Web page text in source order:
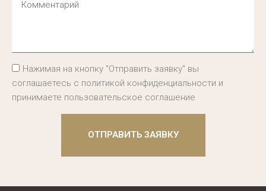
Нажимая на кнопку "Отправить заявку" вы
соглашаетесь с политикой конфиденциальности и
принимаете пользовательское соглашение
ОТПРАВИТЬ ЗАЯВКУ